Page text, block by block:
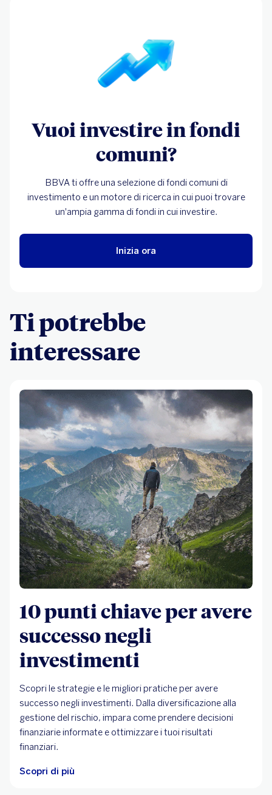
Vuoi investire in fondi
comuni?
BBVA ti offre una selezione di fondi comuni di
investimento e un motore di ricerca in cui puoi trovare
un'ampia gamma di fondi in cui investire.
Inizia ora
Ti potrebbe
interessare
10 punti chiave per avere
successo negli
investimenti
Scopri le strategie e le migliori pratiche per avere
successo negli investimenti. Dalla diversificazione alla
gestione del rischio, impara come prendere decisioni
finanziarie informate e ottimizzare i tuoi risultati
finanziari.
Scopri di più